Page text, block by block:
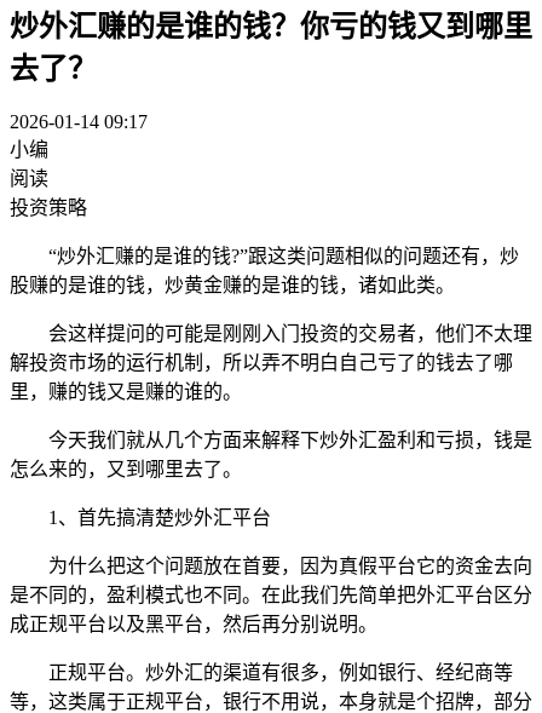
炒外汇赚的是谁的钱？你亏的钱又到哪里
去了？
2026-01-14 09:17
小编
阅读
投资策略
“炒外汇赚的是谁的钱?”跟这类问题相似的问题还有，炒
股赚的是谁的钱，炒黄金赚的是谁的钱，诸如此类。
会这样提问的可能是刚刚入门投资的交易者，他们不太理
解投资市场的运行机制，所以弄不明白自己亏了的钱去了哪
里，赚的钱又是赚的谁的。
今天我们就从几个方面来解释下炒外汇盈利和亏损，钱是
怎么来的，又到哪里去了。
1、首先搞清楚炒外汇平台
为什么把这个问题放在首要，因为真假平台它的资金去向
是不同的，盈利模式也不同。在此我们先简单把外汇平台区分
成正规平台以及黑平台，然后再分别说明。
正规平台。炒外汇的渠道有很多，例如银行、经纪商等
等，这类属于正规平台，银行不用说，本身就是个招牌，部分